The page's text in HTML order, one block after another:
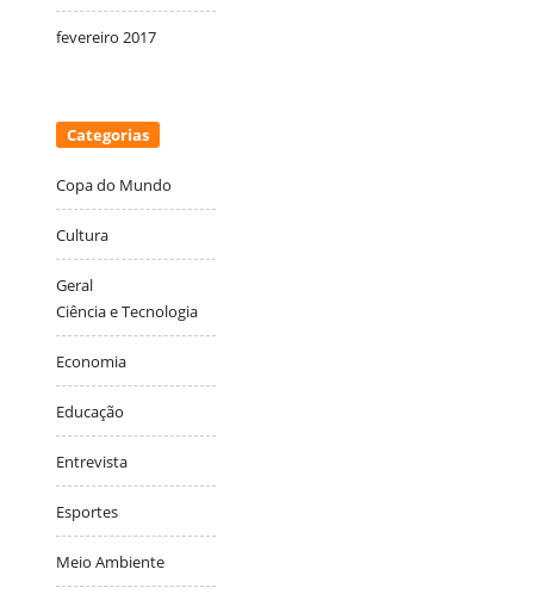
fevereiro 2017
Categorias
Copa do Mundo
Cultura
Geral
Ciência e Tecnologia
Economia
Educação
Entrevista
Esportes
Meio Ambiente